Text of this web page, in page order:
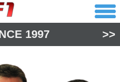
1997 >>